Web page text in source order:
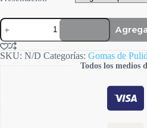
hasta
$ 56.693,34
SPINGLOSS
CERAMICA-
ZIRCONIO
cantidad
SKU: N/D Categorías: Gomas de
Todos los medios